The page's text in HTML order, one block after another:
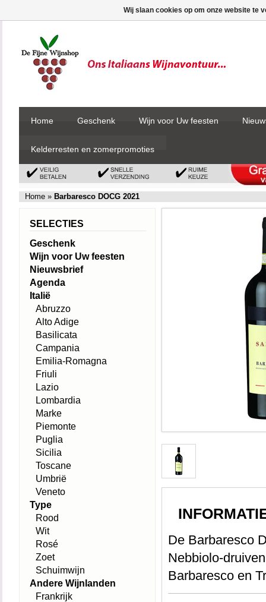
Home Geschenk Wijn voor Uw feesten
Kelderresten en zomerpromoties
Home » Barbaresco DOCG 2021
De Barbaresco
Nebbiolo-
Barbaresco en
roestvrijstalen
SELECTIES
Geschenk
Wijn voor Uw feesten
Nieuwsbrief
Agenda
Italië
Abruzzo
Alto Adige
Basilicata
Campania
Emilia-Romagna
Friuli
Lazio
Lombardia
Marke
Piemonte
Puglia
Sicilia
Toscane
Umbrië
Veneto
Type
Rood
Wit
Rosé
Zoet
Schuimwijn
Andere Wijnlanden
Frankrijk
Wij slaan cookies op om onze website te